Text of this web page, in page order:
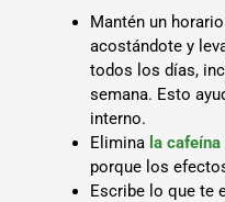
Mantén un
acostándote y
todos los días,
semana. Esto
interno.
Elimina la cafeína
porque los
Escribe lo que te